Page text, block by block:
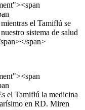
el Tamiflú se
sistema de salud
span>
el Tamiflú la medicina
en RD. Miren